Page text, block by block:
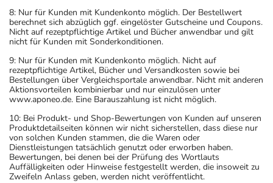
8: Nur für Kunden mit Kundenkonto möglich. Der Bestellwert
berechnet sich abzüglich ggf. eingelöster Gutscheine und Coupons.
Nicht auf rezeptpflichtige Artikel und Bücher anwendbar und gilt
nicht für Kunden mit Sonderkonditionen.
9: Nur für Kunden mit Kundenkonto möglich. Nicht auf
rezeptpflichtige Artikel, Bücher und Versandkosten sowie bei
Bestellungen über Vergleichsportale anwendbar. Nicht mit anderen
Aktionsvorteilen kombinierbar und nur einzulösen unter
www.aponeo.de. Eine Barauszahlung ist nicht möglich.
10: Bei Produkt- und Shop-Bewertungen von Kunden auf unseren
Produktdetailseiten können wir nicht sicherstellen, dass diese nur
von solchen Kunden stammen, die die Waren oder
Dienstleistungen tatsächlich genutzt oder erworben haben.
Bewertungen, bei denen bei der Prüfung des Wortlauts
Auffälligkeiten oder Hinweise festgestellt werden, die insoweit zu
Zweifeln Anlass geben, werden nicht veröffentlicht.